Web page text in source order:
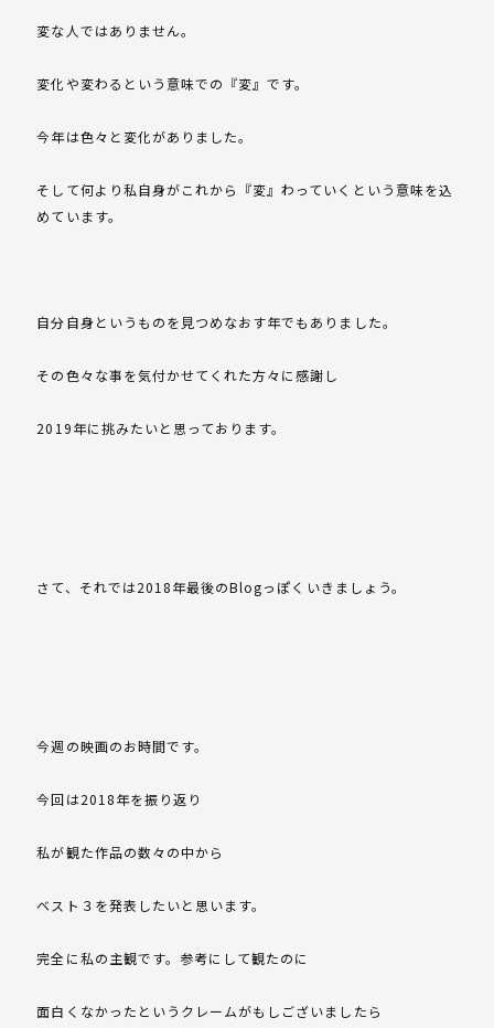
変な人ではありません。
変化や変わるという意味での『変』です。
今年は色々と変化がありました。
そして何より私自身がこれから『変』わっていくという意味を込
めています。
自分自身というものを見つめなおす年でもありました。
その色々な事を気付かせてくれた方々に感謝し
2019年に挑みたいと思っております。
さて、それでは2018年最後のBlogっぽくいきましょう。
今週の映画のお時間です。
今回は2018年を振り返り
私が観た作品の数々の中から
ベスト３を発表したいと思います。
完全に私の主観です。参考にして観たのに
面白くなかったというクレームがもしございましたら